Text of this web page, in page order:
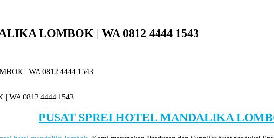
LOMBOK | WA 0812 4444 1543
| WA 0812 4444 1543
WA 0812 4444 1543
PUSAT SPREI HOTEL MANDALIKA